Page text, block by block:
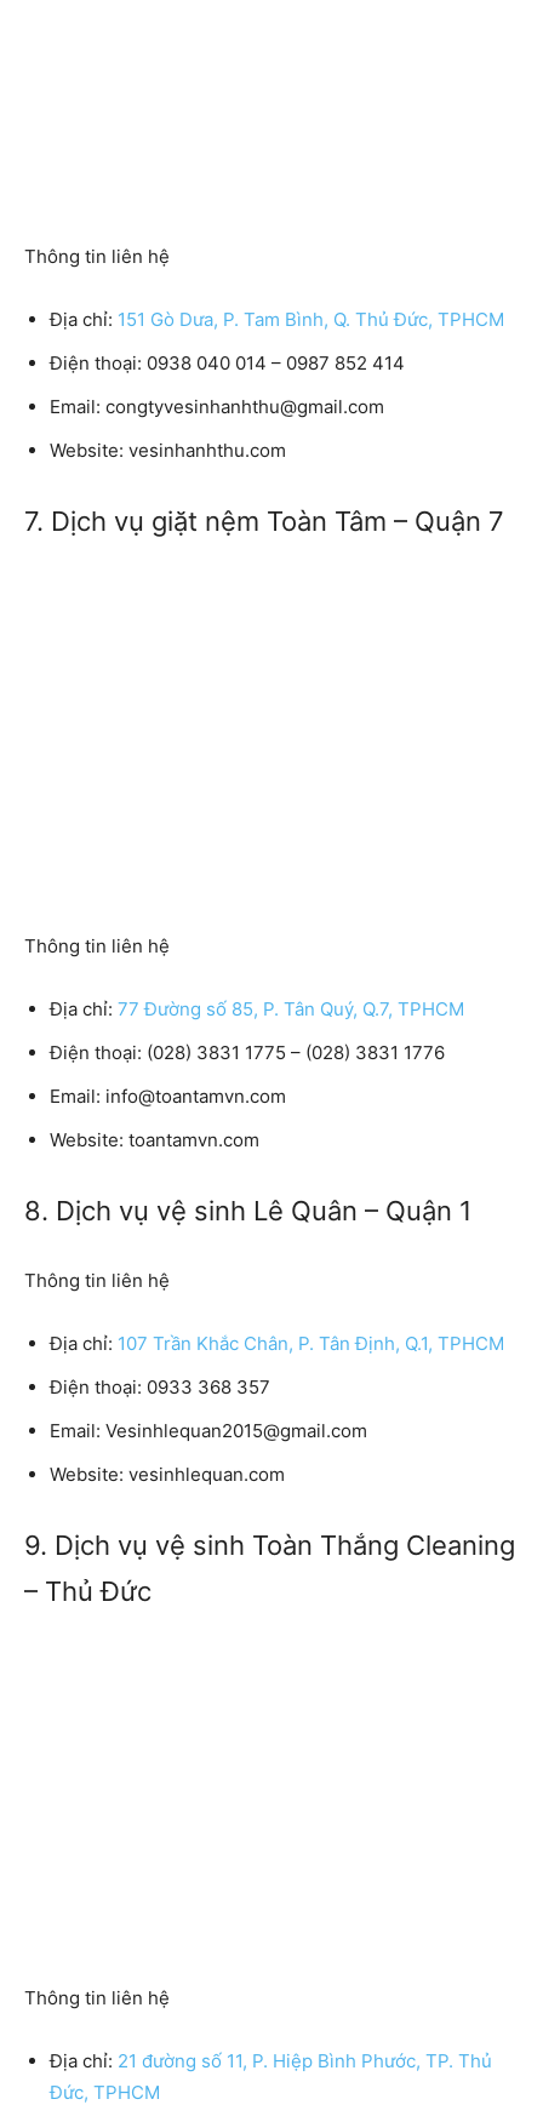
Thông tin liên hệ
Địa chỉ: 151 Gò Dưa, P. Tam Bình, Q. Thủ Đức, TPHCM
Điện thoại: 0938 040 014 – 0987 852 414
Email: congtyvesinhanhthu@gmail.com
Website: vesinhanhthu.com
7. Dịch vụ giặt nệm Toàn Tâm – Quận 7
Thông tin liên hệ
Địa chỉ: 77 Đường số 85, P. Tân Quý, Q.7, TPHCM
Điện thoại: (028) 3831 1775 – (028) 3831 1776
Email: info@toantamvn.com
Website: toantamvn.com
8. Dịch vụ vệ sinh Lê Quân – Quận 1
Thông tin liên hệ
Địa chỉ: 107 Trần Khắc Chân, P. Tân Định, Q.1, TPHCM
Điện thoại: 0933 368 357
Email: Vesinhlequan2015@gmail.com
Website: vesinhlequan.com
9. Dịch vụ vệ sinh Toàn Thắng Cleaning
– Thủ Đức
Thông tin liên hệ
Địa chỉ: 21 đường số 11, P. Hiệp Bình Phước, TP. Thủ
Đức, TPHCM